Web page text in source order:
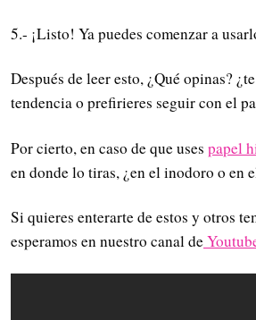
5.- ¡Listo! Ya puedes comenzar a
Después de leer esto, ¿Qué opinas?
tendencia o prefirieres seguir con el
Por cierto, en caso de que uses papel
en donde lo tiras, ¿en el inodoro o en
Si quieres enterarte de estos y otros
esperamos en nuestro canal de